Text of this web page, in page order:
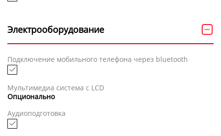
Электрооборудование
Подключение мобильного телефона через bluetooth
Мультимедиа система с LCD
Опционально
Аудиоподготовка